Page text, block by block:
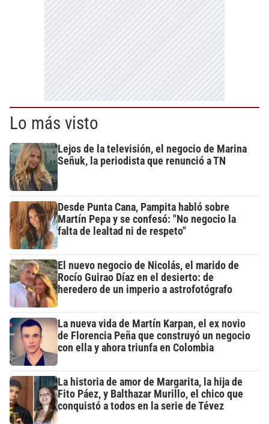
Lo más visto
Lejos de la televisión, el negocio de Marina
Señuk, la periodista que renunció a TN
Desde Punta Cana, Pampita habló sobre
Martín Pepa y se confesó: "No negocio la
falta de lealtad ni de respeto"
El nuevo negocio de Nicolás, el marido de
Rocío Guirao Díaz en el desierto: de
heredero de un imperio a astrofotógrafo
La nueva vida de Martín Karpan, el ex novio
de Florencia Peña que construyó un negocio
con ella y ahora triunfa en Colombia
La historia de amor de Margarita, la hija de
Fito Páez, y Balthazar Murillo, el chico que
conquistó a todos en la serie de Tévez